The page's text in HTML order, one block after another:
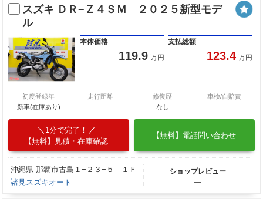
スズキ ＤＲ−Ｚ４ＳＭ ２０２５新型モデ
ル
本体価格
119.9 万円
支払総額
123.4 万円
初度登録年
新車(在庫あり)
走行距離
―
修復歴
なし
車検/自賠責
―
1分で完了！
【無料】見積・在庫確認
【無料】電話問い合わせ
沖縄県 那覇市古島１−２３−５ １Ｆ
諸見スズキオート
ショップレビュー
―